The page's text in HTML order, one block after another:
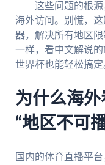
——这些问题的根源
海外访问。别慌，
器，解决所有地区
一样，看中文解说
世界杯也能轻松搞定
为什么海
“地区不可播
国内的体育直播平